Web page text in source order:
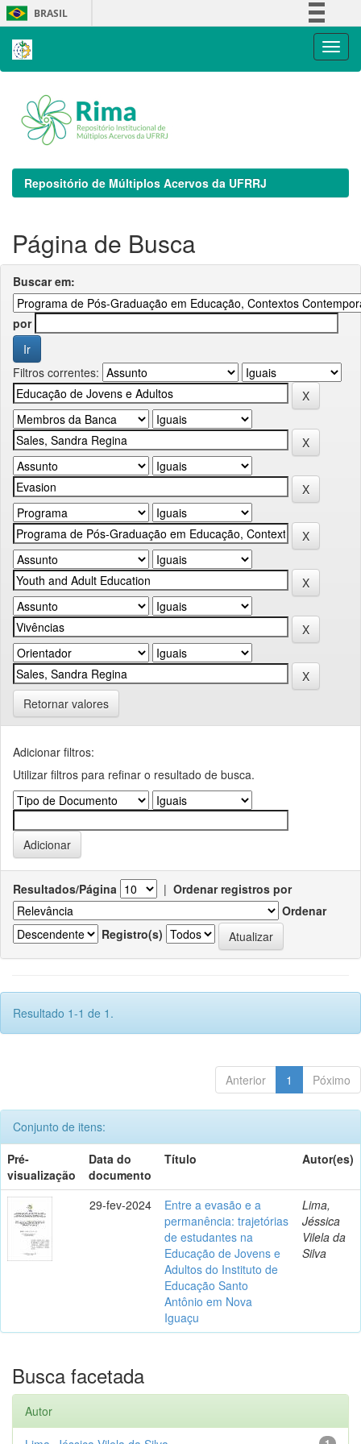
Skip
navigation
BRASIL
Repositório de Múltiplos Acervos da UFRRJ
Página de Busca
Buscar em:
por
Filtros correntes:
Retornar valores
Adicionar filtros:
Utilizar filtros para refinar o resultado de busca.
Resultados/Página | Ordenar registros por
Ordenar
Registro(s)
Resultado 1-1 de 1.
Anterior 1 Póximo
Conjunto de itens:
Pré-
visualização
Data do
documento
Título Autor(es)
29-fev-2024
Entre a evasão e a
permanência: trajetórias
de estudantes na
Educação de Jovens e
Adultos do Instituto de
Educação Santo
Antônio em Nova
Iguaçu
Lima,
Jéssica
Vilela da
Silva
Busca facetada
Autor